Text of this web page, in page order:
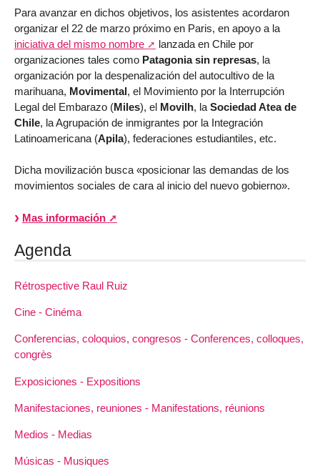
Para avanzar en dichos objetivos, los asistentes acordaron
organizar el 22 de marzo próximo en Paris, en apoyo a la
iniciativa del mismo nombre
lanzada en Chile por
organizaciones tales como Patagonia sin represas, la
organización por la despenalización del autocultivo de la
marihuana, Movimental, el Movimiento por la Interrupción
Legal del Embarazo (Miles), el Movilh, la Sociedad Atea de
Chile, la Agrupación de inmigrantes por la Integración
Latinoamericana (Apila), federaciones estudiantiles, etc.
Dicha movilización busca «posicionar las demandas de los
movimientos sociales de cara al inicio del nuevo gobierno».
Mas información
Agenda
Rétrospective Raul Ruiz
Cine - Cinéma
Conferencias, coloquios, congresos - Conferences, colloques,
congrès
Exposiciones - Expositions
Manifestaciones, reuniones - Manifestations, réunions
Medios - Medias
Músicas - Musiques